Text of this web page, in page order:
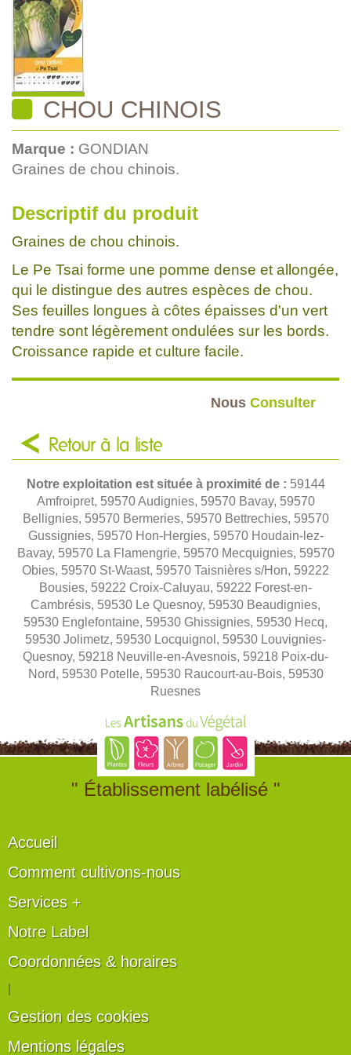
CHOU CHINOIS
Marque : GONDIAN
Graines de chou chinois.
Descriptif du produit
Graines de chou chinois.
Le Pe Tsai forme une pomme dense et allongée,
qui le distingue des autres espèces de chou.
Ses feuilles longues à côtes épaisses d'un vert
tendre sont légèrement ondulées sur les bords.
Croissance rapide et culture facile.
Nous Consulter
Retour à la liste
Notre exploitation est située à proximité de : 59144
Amfroipret, 59570 Audignies, 59570 Bavay, 59570
Bellignies, 59570 Bermeries, 59570 Bettrechies, 59570
Gussignies, 59570 Hon-Hergies, 59570 Houdain-lez-
Bavay, 59570 La Flamengrie, 59570 Mecquignies, 59570
Obies, 59570 St-Waast, 59570 Taisnières s/Hon, 59222
Bousies, 59222 Croix-Caluyau, 59222 Forest-en-
Cambrésis, 59530 Le Quesnoy, 59530 Beaudignies,
59530 Englefontaine, 59530 Ghissignies, 59530 Hecq,
59530 Jolimetz, 59530 Locquignol, 59530 Louvignies-
Quesnoy, 59218 Neuville-en-Avesnois, 59218 Poix-du-
Nord, 59530 Potelle, 59530 Raucourt-au-Bois, 59530
Ruesnes
" Établissement labélisé "
Accueil
Comment cultivons-nous
Services +
Notre Label
Coordonnées & horaires
Gestion des cookies
Mentions légales